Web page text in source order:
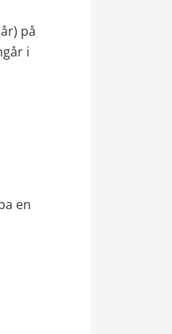
på
i
en